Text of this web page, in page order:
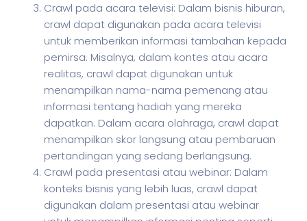
Crawl pada acara televisi: Dalam bisnis hiburan,
crawl dapat digunakan pada acara televisi
untuk memberikan informasi tambahan kepada
pemirsa. Misalnya, dalam kontes atau acara
realitas, crawl dapat digunakan untuk
menampilkan nama-nama pemenang atau
informasi tentang hadiah yang mereka
dapatkan. Dalam acara olahraga, crawl dapat
menampilkan skor langsung atau pembaruan
pertandingan yang sedang berlangsung.
Crawl pada presentasi atau webinar: Dalam
konteks bisnis yang lebih luas, crawl dapat
digunakan dalam presentasi atau webinar